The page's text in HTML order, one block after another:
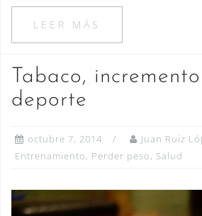
LEER MÁS
Tabaco,
deporte
octubre 7, 2014
Juan Ruiz
Entrenamiento, Perder peso, Salud